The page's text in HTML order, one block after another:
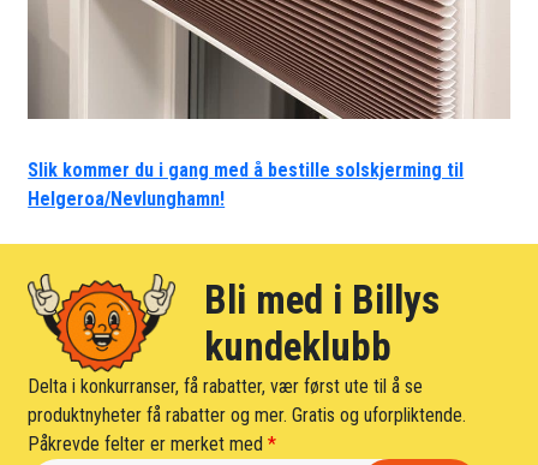
Slik kommer du i gang med å bestille solskjerming til
Helgeroa/Nevlunghamn!
Bli med i Billys
kundeklubb
Delta i konkurranser, få rabatter, vær først ute til å se
produktnyheter få rabatter og mer. Gratis og uforpliktende.
Påkrevde felter er merket med*